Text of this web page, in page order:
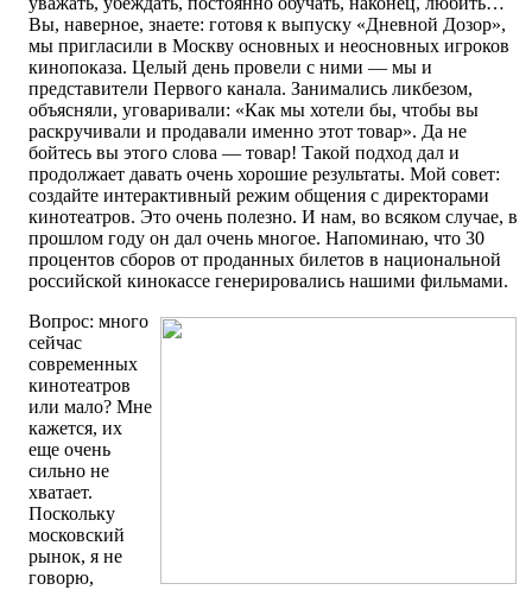
Вы, наверное, знаете: готовя к выпуску «Дневной Дозор»,
мы пригласили в Москву основных и неосновных игроков
кинопоказа. Целый день провели с ними — мы и
представители Первого канала. Занимались ликбезом,
объясняли, уговаривали: «Как мы хотели бы, чтобы вы
раскручивали и продавали именно этот товар». Да не
бойтесь вы этого слова — товар! Такой подход дал и
продолжает давать очень хорошие результаты. Мой совет:
создайте интерактивный режим общения с директорами
кинотеатров. Это очень полезно. И нам, во всяком случае, в
прошлом году он дал очень многое. Напоминаю, что 30
процентов сборов от проданных билетов в национальной
российской кинокассе генерировались нашими фильмами.
Вопрос: много
сейчас
современных
кинотеатров
или мало? Мне
кажется, их
еще очень
сильно не
хватает.
Поскольку
московский
рынок, я не
говорю,